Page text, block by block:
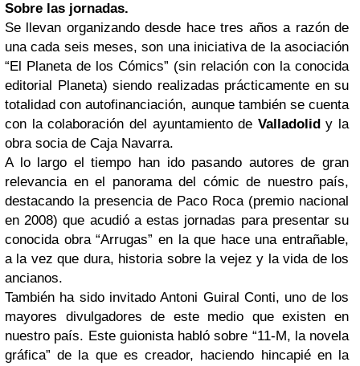
Sobre las jornadas.
Se llevan organizando desde hace tres años a razón de
una cada seis meses, son una iniciativa de la asociación
“El Planeta de los Cómics” (sin relación con la conocida
editorial Planeta) siendo realizadas prácticamente en su
totalidad con autofinanciación, aunque también se cuenta
con la colaboración del ayuntamiento de Valladolidy la
obra socia de Caja Navarra.
A lo largo el tiempo han ido pasando autores de gran
relevancia en el panorama del cómic de nuestro país,
destacando la presencia de Paco Roca (premio nacional
en 2008) que acudió a estas jornadas para presentar su
conocida obra “Arrugas” en la que hace una entrañable,
a la vez que dura, historia sobre la vejez y la vida de los
ancianos.
También ha sido invitado Antoni Guiral Conti, uno de los
mayores divulgadores de este medio que existen en
nuestro país. Este guionista habló sobre “11-M, la novela
gráfica” de la que es creador, haciendo hincapié en la